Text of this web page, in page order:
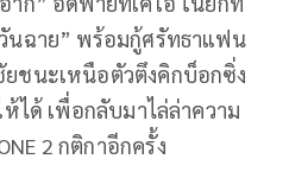
นฉาย” พร้อมกู้ศรัทธาแฟน
ยชนะเหนือตัวตึงคิกบ็อกซิ่ง
ห้ได้ เพื่อกลับมาไล่ล่าความ
2 กติกาอีกครั้ง